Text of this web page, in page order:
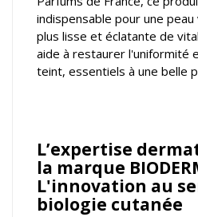
indispensable pour une
plus lisse et éclatante de
aide à restaurer l'uniformité
teint, essentiels à une belle
L’expertise
la marque
L'innovation au
biologie cutanée